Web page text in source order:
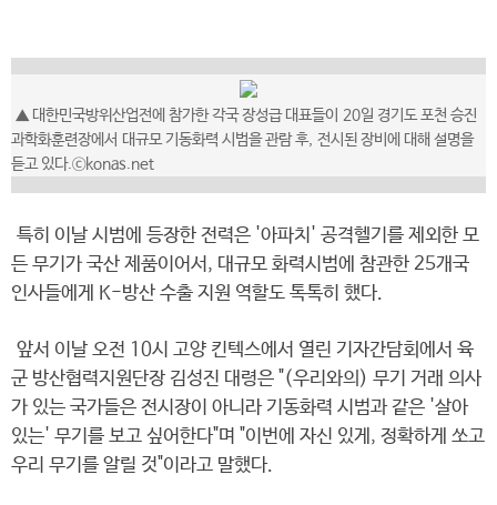
▲ 대한민국방위산업전에 참가한 각국 장성급 대표들이 20일 경기도 포천 승진
과학화훈련장에서 대규모 기동화력 시범을 관람 후, 전시된 장비에 대해 설명을
듣고 있다.ⓒkonas.net
특히 이날 시범에 등장한 전력은 '아파치' 공격헬기를 제외한 모
든 무기가 국산 제품이어서, 대규모 화력시범에 참관한 25개국
인사들에게 K-방산 수출 지원 역할도 톡톡히 했다.
앞서 이날 오전 10시 고양 킨텍스에서 열린 기자간담회에서 육
군 방산협력지원단장 김성진 대령은 "(우리와의) 무기 거래 의사
가 있는 국가들은 전시장이 아니라 기동화력 시범과 같은 '살아
있는' 무기를 보고 싶어한다"며 "이번에 자신 있게, 정확하게 쏘고
우리 무기를 알릴 것"이라고 말했다.